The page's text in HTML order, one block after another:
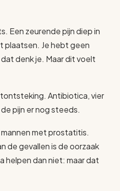
Een zeurende pijn diep in
plaatsen. Je hebt geen
denk je. Maar dit voelt
Antibiotica, vier
pijn er nog steeds.
met prostatitis.
de gevallen is de oorzaak
helpen dan niet: maar dat